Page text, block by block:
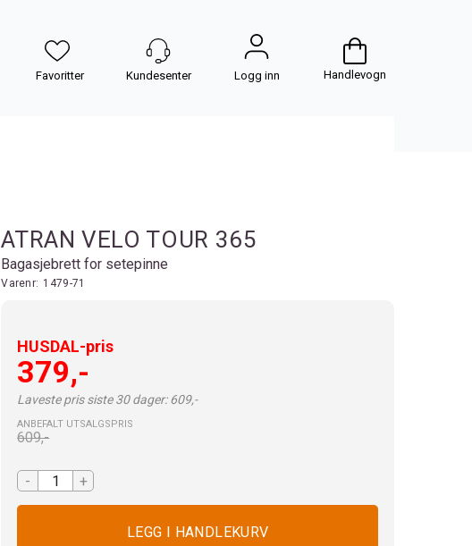
Logg inn Handlevogn
ATRAN VELO TOUR 365
Bagasjebrett for setepinne
Varenr: 1479-71
HUSDAL-pris
379,-
Laveste pris siste 30 dager: 609,-
ANBEFALT UTSALGSPRIS
609,-
- +